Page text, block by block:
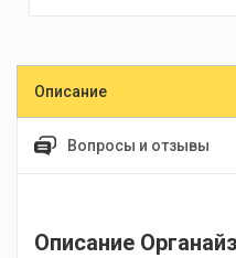
Описание
Вопросы и отзывы
Описание